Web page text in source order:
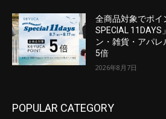
全商品対象でポイ
SPECIAL
ン・雑貨・アパレ
5倍
2026年8月7日
POPULAR CATEGORY